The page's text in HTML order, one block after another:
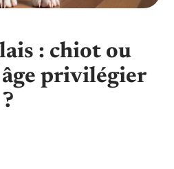
: chiot ou
privilégier